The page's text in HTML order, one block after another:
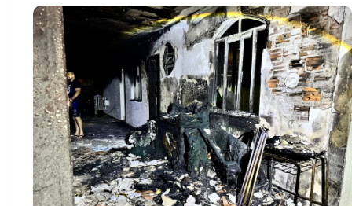
PARCEIRO
Você quer ter um site profissional para o seu
portal de notícias?
Com a I3 Web Services, seu portal ganha desempenho,
estabilidade e suporte especializado para publicar com
confiança e escalar sua audiência.
RECURSOS DIFERENCIAIS
Site profissional para portal de notícias